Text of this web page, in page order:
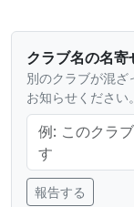
クラブ名の名寄
別のクラブが混ざ
お知らせください。
報告する